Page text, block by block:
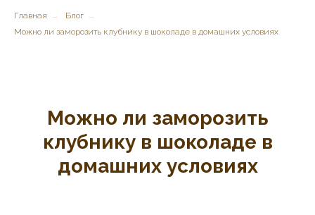
Главная → Блог →
Можно ли заморозить клубнику в шоколаде в домашних условиях
Можно ли заморозить
клубнику в шоколаде в
домашних условиях